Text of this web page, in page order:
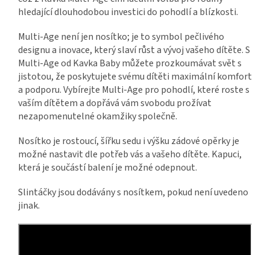
hledající dlouhodobou investici do pohodlí a blízkosti.
Multi-Age není jen nosítko; je to symbol pečlivého
designu a inovace, který slaví růst a vývoj vašeho dítěte. S
Multi-Age od Kavka Baby můžete prozkoumávat svět s
jistotou, že poskytujete svému dítěti maximální komfort
a podporu. Vybírejte Multi-Age pro pohodlí, které roste s
vaším dítětem a dopřává vám svobodu prožívat
nezapomenutelné okamžiky společně.
Nosítko je rostoucí, šířku sedu i výšku zádové opěrky je
možné nastavit dle potřeb vás a vašeho dítěte. Kapuci,
která je součástí balení je možné odepnout.
Slintáčky jsou dodávány s nosítkem, pokud není uvedeno
jinak.